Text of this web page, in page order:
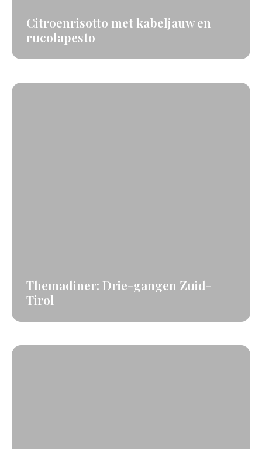
Citroenrisotto met kabeljauw en
rucolapesto
Themadiner: Drie-gangen Zuid-
Tirol